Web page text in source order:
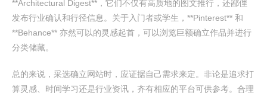
**Architectural Digest**，它们不仅有高质地的图文推行，还鄙俚
发布行业确认和行径信息。关于入门者或学生，**Pinterest** 和
**Behance** 亦然可以的灵感起首，可以浏览巨额确立作品并进行
分类储藏。
总的来说，采选确立网站时，应证据自己需求来定。非论是追求打
算灵感、时间学习还是行业资讯，齐有相应的平台可供参考。合理